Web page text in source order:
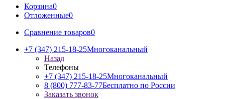
Корзина0
Отложенные0
Сравнение товаров0
+7 (347) 215-18-25Многоканальный
Назад
Телефоны
+7 (347) 215-18-25Многоканальный
8 (800) 777-83-77Бесплатно по России
Заказать звонок